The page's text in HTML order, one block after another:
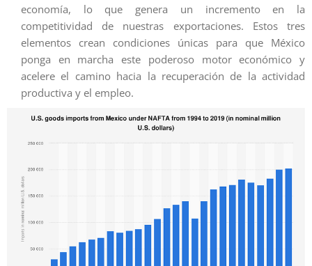
economía, lo que genera un incremento en la
competitividad de nuestras exportaciones. Estos tres
elementos crean condiciones únicas para que México
ponga en marcha este poderoso motor económico y
acelere el camino hacia la recuperación de la actividad
productiva y el empleo.